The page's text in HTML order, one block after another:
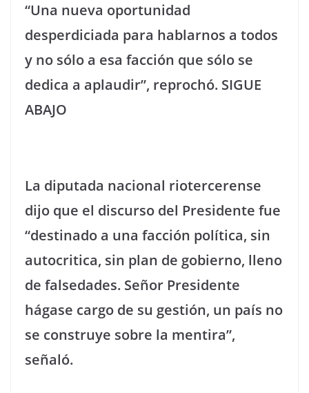
“Una nueva oportunidad
desperdiciada para hablarnos a todos
y no sólo a esa facción que sólo se
dedica a aplaudir”, reprochó. SIGUE
ABAJO
La diputada nacional riotercerense
dijo que el discurso del Presidente fue
“destinado a una facción política, sin
autocritica, sin plan de gobierno, lleno
de falsedades. Señor Presidente
hágase cargo de su gestión, un país no
se construye sobre la mentira”,
señaló.